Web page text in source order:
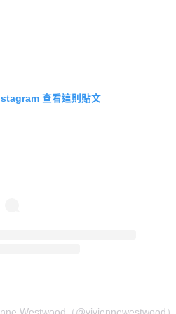
查看這則貼文
Westwood（@viviennewestwood）